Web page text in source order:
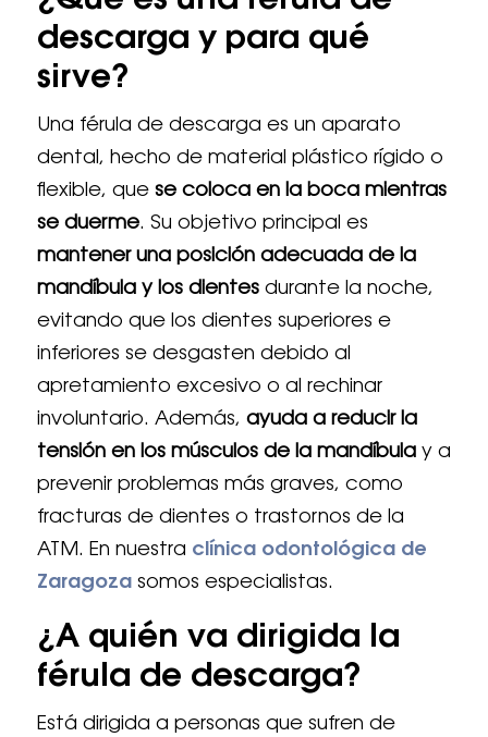
descarga y para qué
sirve?
Una férula de descarga es un aparato
dental, hecho de material plástico rígido o
flexible, que se coloca en la boca mientras
se duerme. Su objetivo principal es
mantener una posición adecuada de la
mandíbula y los dientesdurante la noche,
evitando que los dientes superiores e
inferiores se desgasten debido al
apretamiento excesivo o al rechinar
involuntario. Además, ayuda a reducir la
tensión en los músculos de la mandíbulay a
prevenir problemas más graves, como
fracturas de dientes o trastornos de la
ATM. En nuestra clínica odontológica de
Zaragozasomos especialistas.
¿A quién va dirigida la
férula de descarga?
Está dirigida a personas que sufren de